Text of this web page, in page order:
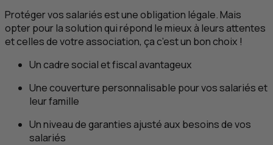
Protéger vos salariés est une obligation légale. Mais
opter pour la solution qui répond le mieux à leurs attentes
et celles de votre association, ça c’est un bon choix !
Un cadre social et fiscal avantageux
Une couverture personnalisable pour vos salariés et
leur famille
Un niveau de garanties ajusté aux besoins de vos
salariés